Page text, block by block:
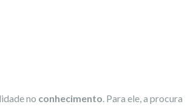
no conhecimento. Para ele, a procura